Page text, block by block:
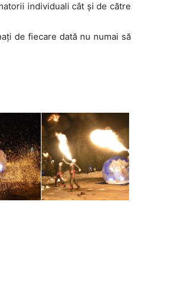
individuali cât și de către
de fiecare dată nu numai să